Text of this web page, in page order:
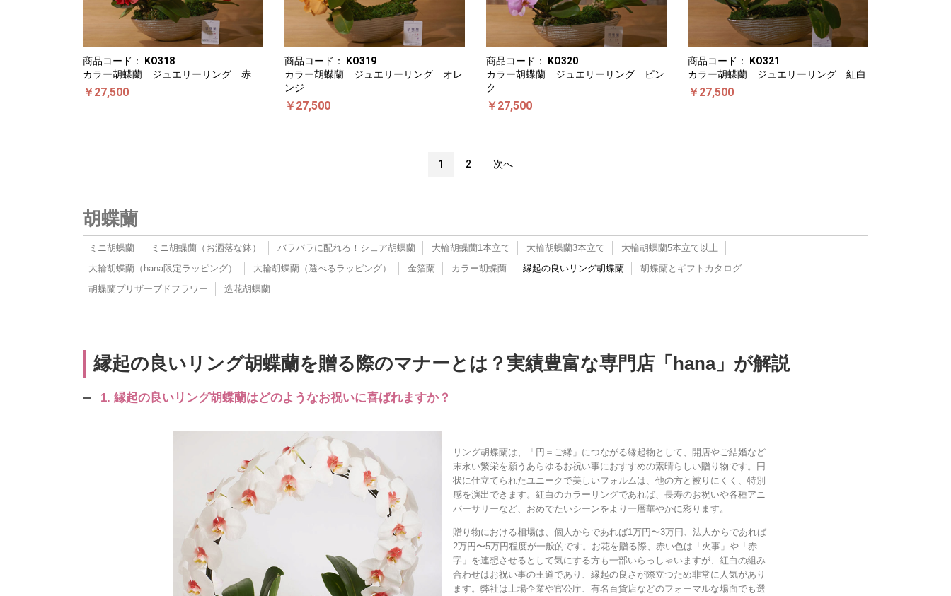
商品コード：
KO318
カラー胡蝶蘭 ジュエリーリング 赤
￥27,500
商品コード：
KO319
カラー胡蝶蘭 ジュエリーリング オレ
ンジ
￥27,500
商品コード：
KO320
カラー胡蝶蘭 ジュエリーリング ピン
ク
￥27,500
商品コード：
KO321
カラー胡蝶蘭 ジュエリーリング 紅白
￥27,500
1 2 次へ
胡蝶蘭
ミニ胡蝶蘭 ミニ胡蝶蘭（お洒落な鉢） バラバラに配れる！シェア胡蝶蘭 大輪胡蝶蘭1本立て 大輪胡蝶蘭3本立て
大輪胡蝶蘭5本立て以上
大輪胡蝶蘭（hana限定ラッピング）
大輪胡蝶蘭（選べるラッピング） 金箔蘭 カラー胡蝶蘭 縁起の良いリング胡蝶蘭
胡蝶蘭とギフトカタログ
胡蝶蘭プリザーブドフラワー
造花胡蝶蘭
縁起の良いリング胡蝶蘭を贈る際のマナーとは？実績豊富な専門店「hana」が解説
1. 縁起の良いリング胡蝶蘭はどのようなお祝いに喜ばれますか？
リング胡蝶蘭は、「円＝ご縁」につながる縁起物として、開店やご結婚など
末永い繁栄を願うあらゆるお祝い事におすすめの素晴らしい贈り物です。円
状に仕立てられたユニークで美しいフォルムは、他の方と被りにくく、特別
感を演出できます。紅白のカラーリングであれば、長寿のお祝いや各種アニ
バーサリーなど、おめでたいシーンをより一層華やかに彩ります。
贈り物における相場は、個人からであれば1万円〜3万円、法人からであれば
2万円〜5万円程度が一般的です。お花を贈る際、赤い色は「火事」や「赤
字」を連想させるとして気にする方も一部いらっしゃいますが、紅白の組み
合わせはお祝い事の王道であり、縁起の良さが際立つため非常に人気があり
ます。弊社は上場企業や官公庁、有名百貨店などのフォーマルな場面でも選